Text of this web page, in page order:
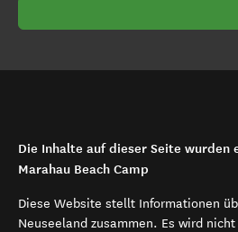
Die Inhalte auf dieser Seite wurden
Marahau Beach Camp
Diese Website stellt Informationen
Neuseeland zusammen. Es wird